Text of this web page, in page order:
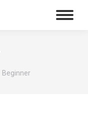
Beginner